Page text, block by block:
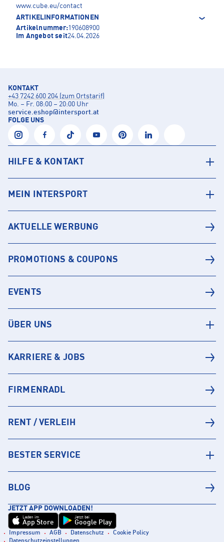
www.cube.eu/contact
ARTIKELINFORMATIONEN
Artikelnummer:190608900
Im Angebot seit24.04.2026
KONTAKT
+43 7242 600 204 (zum Ortstarif)
Mo. – Fr. 08:00 – 20:00 Uhr
service.eshop@intersport.at
FOLGE UNS
HILFE & KONTAKT
MEIN INTERSPORT
AKTUELLE WERBUNG
PROMOTIONS & COUPONS
EVENTS
ÜBER UNS
KARRIERE & JOBS
FIRMENRADL
RENT / VERLEIH
BESTER SERVICE
BLOG
JETZT APP DOWNLOADEN!
Laden im
App Store
Jetzt bei
Google Play
Impressum AGB Datenschutz
Cookie Policy